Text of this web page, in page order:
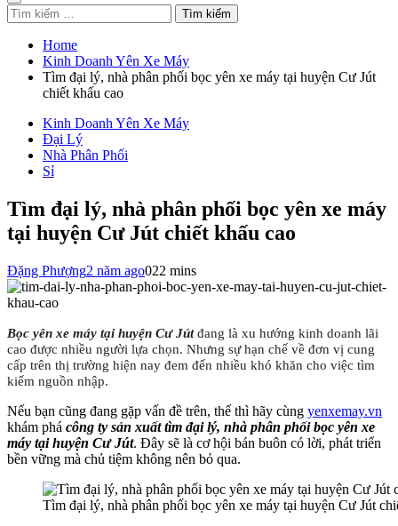
Tìm
kiếm
cho:
Home
Kinh Doanh Yên Xe Máy
Tìm đại lý, nhà phân phối bọc yên xe máy tại huyện Cư Jút
chiết khấu cao
Kinh Doanh Yên Xe Máy
Đại Lý
Nhà Phân Phối
Sỉ
Tìm đại lý, nhà phân phối bọc yên xe máy
tại huyện Cư Jút chiết khấu cao
Đặng Phượng2 năm ago022 mins
Bọc yên xe máy tại huyện Cư Jútđang là xu hướng kinh doanh lãi
cao được nhiều người lựa chọn. Nhưng sự hạn chế về đơn vị cung
cấp trên thị trường hiện nay đem đến nhiều khó khăn cho việc tìm
kiếm nguồn nhập.
Nếu bạn cũng đang gặp vấn đề trên, thế thì hãy cùng yenxemay.vn
khám phá công ty sản xuất tìm đại lý, nhà phân phối bọc yên xe
máy tại huyện Cư Jút. Đây sẽ là cơ hội bán buôn có lời, phát triển
bền vững mà chủ tiệm không nên bỏ qua.
Tìm đại lý, nhà phân phối bọc yên xe máy tại huyện Cư Jút